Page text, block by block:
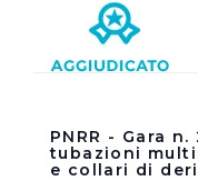
PNRR - Gara
tubazioni
e collari di